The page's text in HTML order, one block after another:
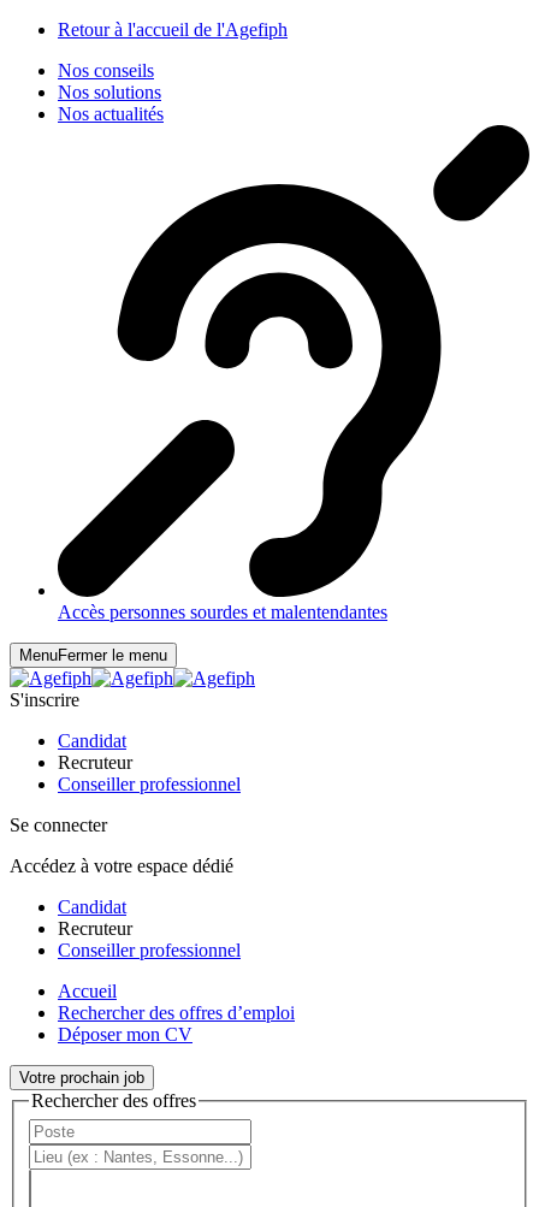
Retour à l'accueil de l'Agefiph
Nos conseils
Nos solutions
Nos actualités
Accès personnes sourdes et malentendantes
MenuFermer le menu
S'inscrire
Candidat
Recruteur
Conseiller professionnel
Se connecter
Accédez à votre espace dédié
Candidat
Recruteur
Conseiller professionnel
Accueil
Rechercher des offres d’emploi
Déposer mon CV
Votre prochain job
Rechercher des offres